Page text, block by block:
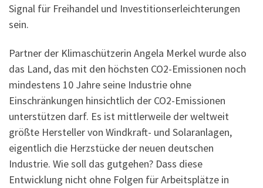
Signal für Freihandel und Investitionserleichterungen
sein.
Partner der Klimaschützerin Angela Merkel wurde also
das Land, das mit den höchsten CO2-Emissionen noch
mindestens 10 Jahre seine Industrie ohne
Einschränkungen hinsichtlich der CO2-Emissionen
unterstützen darf. Es ist mittlerweile der weltweit
größte Hersteller von Windkraft- und Solaranlagen,
eigentlich die Herzstücke der neuen deutschen
Industrie. Wie soll das gutgehen? Dass diese
Entwicklung nicht ohne Folgen für Arbeitsplätze in